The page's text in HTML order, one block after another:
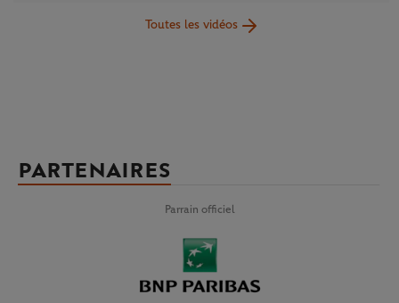
Toutes les vidéos
PARTENAIRES
Parrain officiel